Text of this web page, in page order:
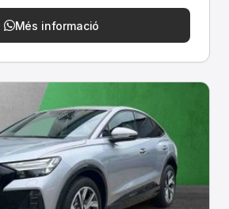
Més informació